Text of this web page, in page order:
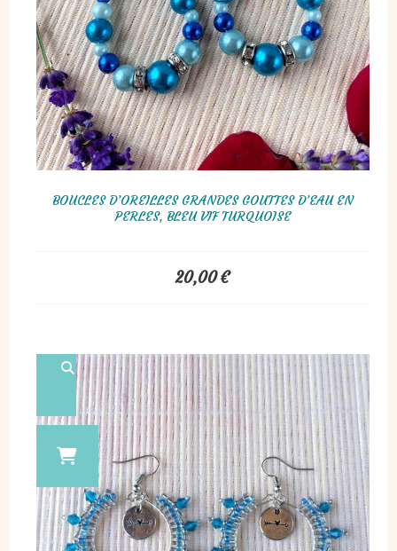
BOUCLES D’OREILLES GRANDES GOUTTES D’EAU EN
PERLES, BLEU VIF TURQUOISE
20,00€